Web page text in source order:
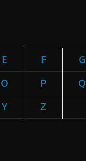
E F G
O P Q
Y Z